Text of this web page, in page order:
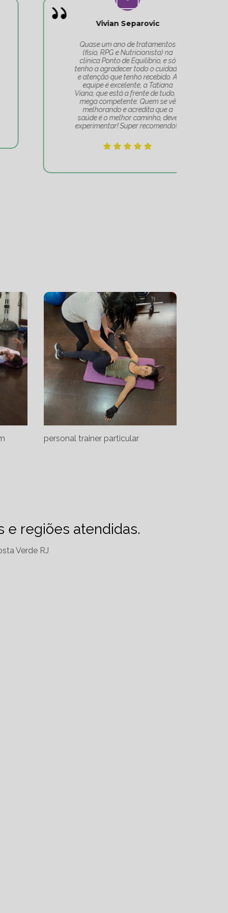
Vivian Separovic
Quase um ano de tratamentos
(fisio, RPG e Nutricionista) na
clínica Ponto de Equilíbrio, e só
tenho a agradecer todo o cuidado
e atenção que tenho recebido. A
equipe é excelente, a Tatiana
Viana, que está a frente de tudo, é
mega competente. Quem se vê
melhorando e acredita que a
saúde é o melhor caminho, deve
experimentar! Super recomendo!!!
personal trainer particular
e regiões atendidas.
Verde RJ